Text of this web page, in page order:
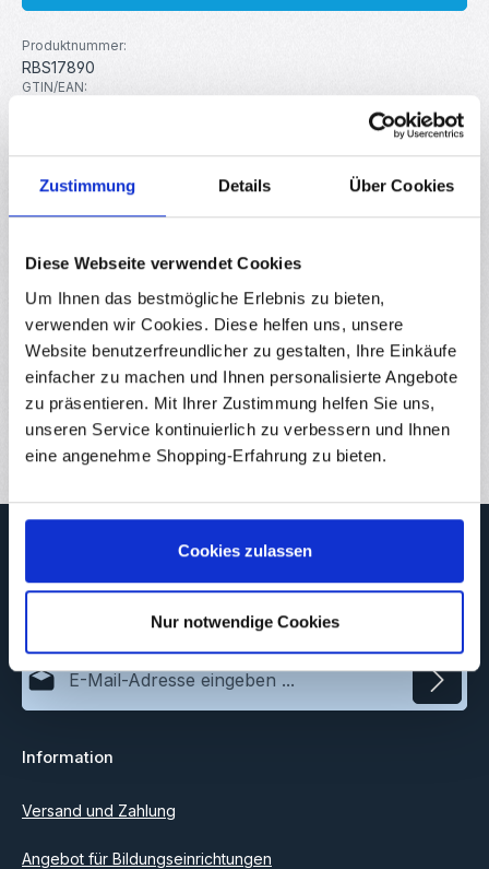
Zustimmung Details Über Cookies
Diese Webseite verwendet Cookies
Um Ihnen das bestmögliche Erlebnis zu bieten,
verwenden wir Cookies. Diese helfen uns, unsere
Website benutzerfreundlicher zu gestalten, Ihre Einkäufe
einfacher zu machen und Ihnen personalisierte Angebote
zu präsentieren. Mit Ihrer Zustimmung helfen Sie uns,
unseren Service kontinuierlich zu verbessern und Ihnen
eine angenehme Shopping-Erfahrung zu bieten.
Cookies zulassen
Nur notwendige Cookies
Produktnummer:
RBS17890
GTIN/EAN:
50x Bambus Visitenkarten Rohlinge 2 mm – Blanko
Visitenkartenr… Mehr
Eigenschaften
Downloads
Bewertungen
Newsletter, um rechtzeitig über neue Produkte und Angebote
informiert zu werden.
E-Mail-Adresse*
Ich habe dieDatenschutzbestimmungen
einverstanden.
Information
Versand und Zahlung
Angebot für Bildungseinrichtungen